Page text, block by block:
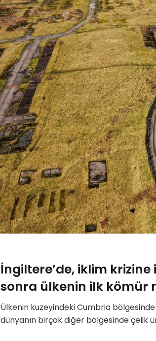
İngiltere’de, iklim
sonra ülkenin ilk kömür
Ülkenin kuzeyindeki Cumbria
dünyanın birçok diğer bölgesinde çelik